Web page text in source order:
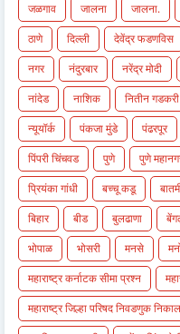
जळगाव
जालना जालना.
ठाणे
दिल्ली देवेंद्र फडणविस
नगर
नंदुरबार नरेंद्र मोदी
नांदेड
नाशिक नितीन गडकरी
न्यूयॉर्क
पंकजा मुंडे पंढरपूर
पिंपरी चिंचवड
पुणे पुणे
प्रियंका गांधी
बच्चू कडू
बिहार
बीड बुलढाणा
भोपाळ
भोसरी मनसे
महाराष्ट्र कर्नाटक सीमा प्रश्न
महाराष्ट्र जिल्हा परिषद निवडणुक